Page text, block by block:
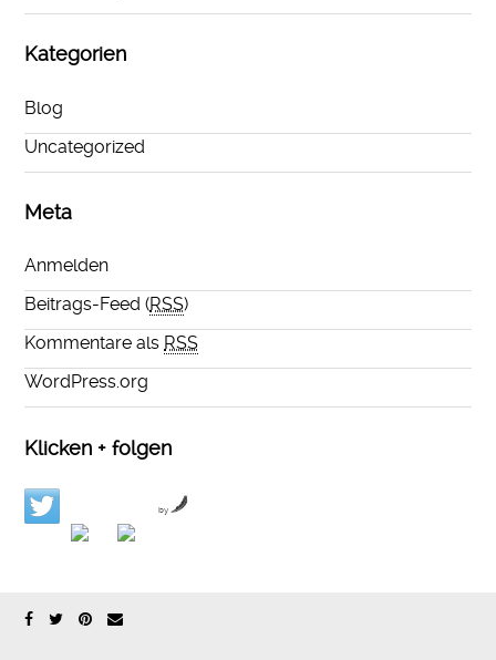
Kategorien
Blog
Uncategorized
Meta
Anmelden
Beitrags-Feed (RSS)
Kommentare als RSS
WordPress.org
Klicken + folgen
by